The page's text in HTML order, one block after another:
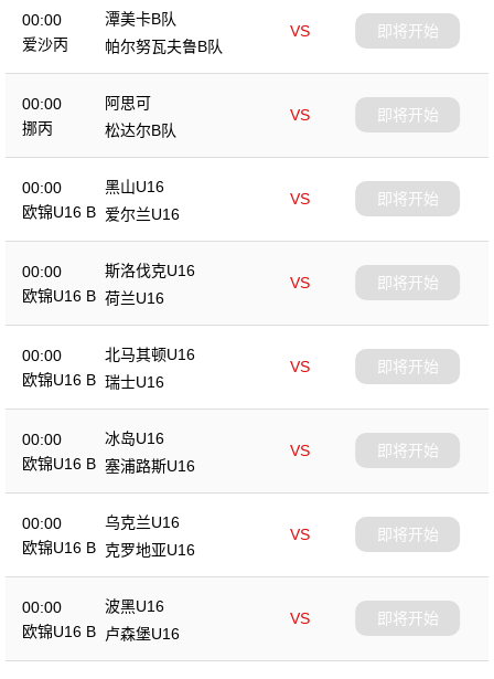
00:00
爱沙丙
潭美卡B队
VS
帕尔努瓦夫鲁B队
即将开始
00:00
挪丙
阿思可
VS
松达尔B队
即将开始
00:00
欧锦U16 B
黑山U16
VS
爱尔兰U16
即将开始
00:00
欧锦U16 B
斯洛伐克U16
VS
荷兰U16
即将开始
00:00
欧锦U16 B
北马其顿U16
VS
瑞士U16
即将开始
00:00
欧锦U16 B
冰岛U16
VS
塞浦路斯U16
即将开始
00:00
欧锦U16 B
乌克兰U16
VS
克罗地亚U16
即将开始
00:00
欧锦U16 B
波黑U16
VS
卢森堡U16
即将开始